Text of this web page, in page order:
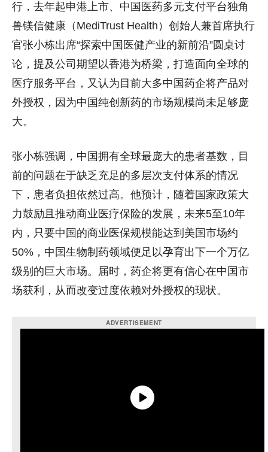
行，去年起申港上市、中国医药多元支付平台独角
兽镁信健康（MediTrust Health）创始人兼首席执行
官张小栋出席“探索中国医健产业的新前沿”圆桌讨
论，提及公司期望以香港为桥梁，打造面向全球的
医疗服务平台，又认为目前大多中国药企将产品对
外授权，因为中国纯创新药的市场规模尚未足够庞
大。
张小栋强调，中国拥有全球最庞大的患者基数，目
前的问题在于缺乏充足的多层次支付体系的情况
下，患者负担依然过高。他预计，随着国家政策大
力鼓励且推动商业医疗保险的发展，未来5至10年
内，只要中国的商业医保规模能达到美国市场约
50%，中国生物制药领域便足以孕育出下一个万亿
级别的巨大市场。届时，药企将更有信心在中国市
场获利，从而改变过度依赖对外授权的现状。